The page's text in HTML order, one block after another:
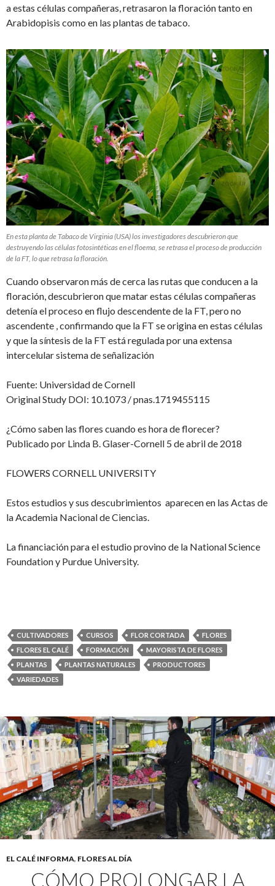
a estas células compañeras, retrasaron la floración tanto en
Arabidopisis como en las plantas de tabaco.
En esta planta de Tabaco de Virginia (USA) los investigadores descubrieron que
destruyendo las células fotosintéticas en el floema, se retrasa el proceso de producción
de la FT, lo que retrasa la floración.
Cuando observaron más de cerca las rutas que conducen a la
floración, descubrieron que matar estas células compañeras
detenía el proceso en flujo descendente de la FT, pero no
ascendente , confirmando que la FT se origina en estas células
y que la síntesis de la FT está regulada por una extensa
intercelular sistema de señalización
Fuente: Universidad de Cornell
Original Study DOI: 10.1073 / pnas.1719455115
¿Cómo saben las flores cuando es hora de florecer?
Publicado por Linda B. Glaser-Cornell 5 de abril de 2018
FLOWERS CORNELL UNIVERSITY
Estos estudios y sus descubrimientos aparecen en las Actas de
la Academia Nacional de Ciencias.
La financiación para el estudio provino de la National Science
Foundation y Purdue University.
CULTIVADORES CURSOS FLOR CORTADA
FLORES
FLORES EL CALÉ
FORMACIÓN
MAYORISTA DE FLORES
PLANTAS
PLANTAS NATURALES
PRODUCTORES
VARIEDADES
EL CALÉ INFORMA, FLORES AL DÍA
CÓMO PROLONGAR LA